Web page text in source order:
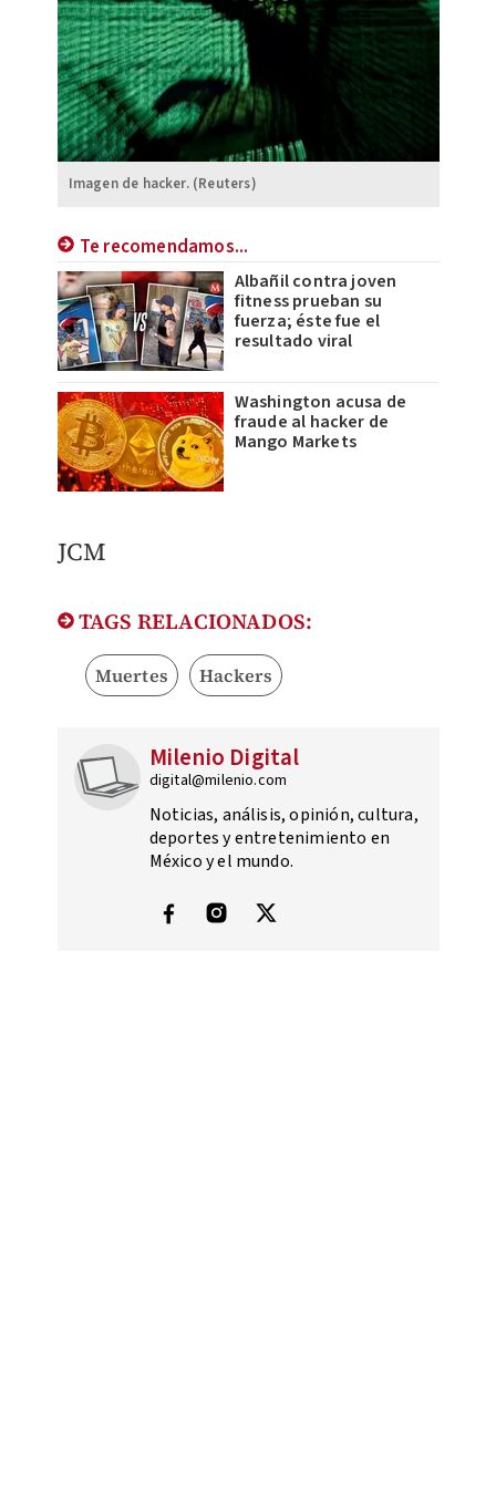
Imagen de hacker. (Reuters)
Te recomendamos...
Albañil contra joven
fitness prueban su
fuerza; éste fue el
resultado viral
Washington acusa de
fraude al hacker de
Mango Markets
JCM
TAGS RELACIONADOS:
Muertes Hackers
Milenio Digital
digital@milenio.com
Noticias, análisis, opinión, cultura,
deportes y entretenimiento en
México y el mundo.